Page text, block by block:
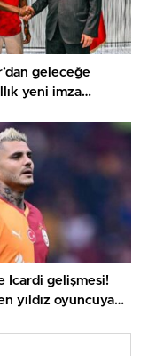
geleceğe
yeni imza
Icardi gelişmesi!
yıldız oyuncuya